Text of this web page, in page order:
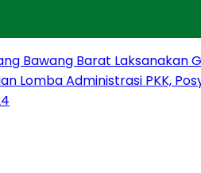
Bawang Barat Laksanakan
Lomba Administrasi PKK,